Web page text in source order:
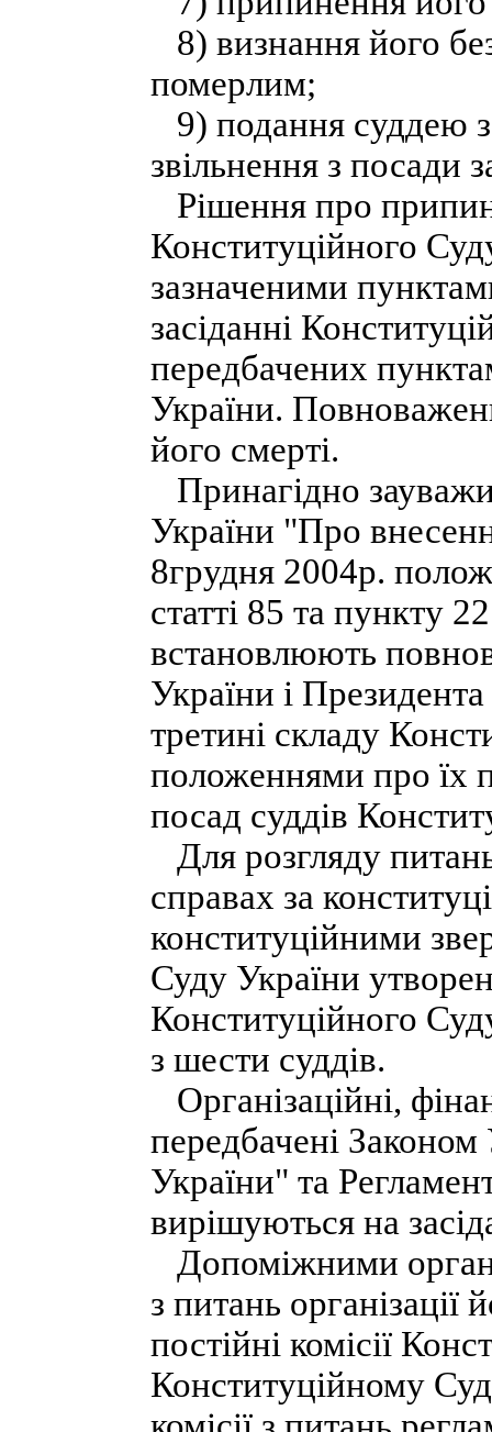
8) визнання його
померлим;
9) подання суддею
звільнення з посади
Рішення про
Конституційного
зазначеними
засіданні
передбачених
України.
його смерті.
Принагідно
України "Про
8грудня 2004р.
статті 85 та пункту
встановлюють
України і
третині складу
положеннями про їх
посад суддів
Для розгляду
справах за
конституційними
Суду України
Конституційного
з шести суддів.
Організаційні,
передбачені
України" та
вирішуються на
Допоміжними
з питань організації
постійні комісії
Конституційному